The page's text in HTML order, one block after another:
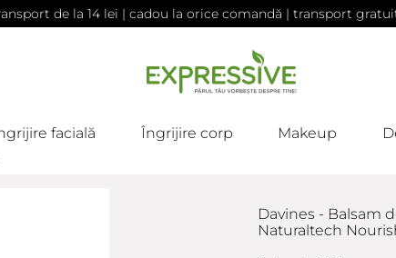
de la 14 lei | cadou la orice comandă | transport
facială Îngrijire corp Makeup
Davines - Balsam
Naturaltech